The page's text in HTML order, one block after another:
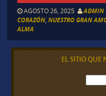
AGOSTO 26, 2025 ADMIN
CORAZÓN, NUESTRO GRAN
ALMA
EL SITIO QUE
B
u